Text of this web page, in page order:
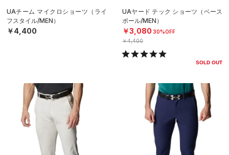
UAチーム マイクロショーツ（ライ
フスタイル/MEN）
￥4,400
UAヤード テック ショーツ（ベース
ボール/MEN）
￥3,080 30%OFF
￥4,400
SOLD OUT